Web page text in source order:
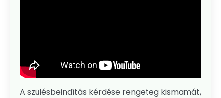
A szülésbeindítás kérdése rengeteg kismamát,